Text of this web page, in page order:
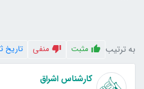
به ترتیب مثبت منفی تاریخ
کارشناس اشراق